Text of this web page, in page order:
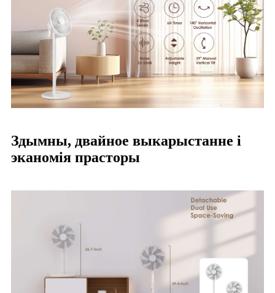
Здымны, двайное выкарыстанне і
эканомія прасторы